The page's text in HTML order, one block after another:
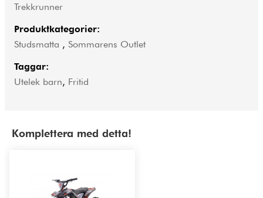
Trekkrunner
Produktkategorier:
Studsmatta , Sommarens Outlet
Taggar:
Utelek barn, Fritid
Komplettera med detta!